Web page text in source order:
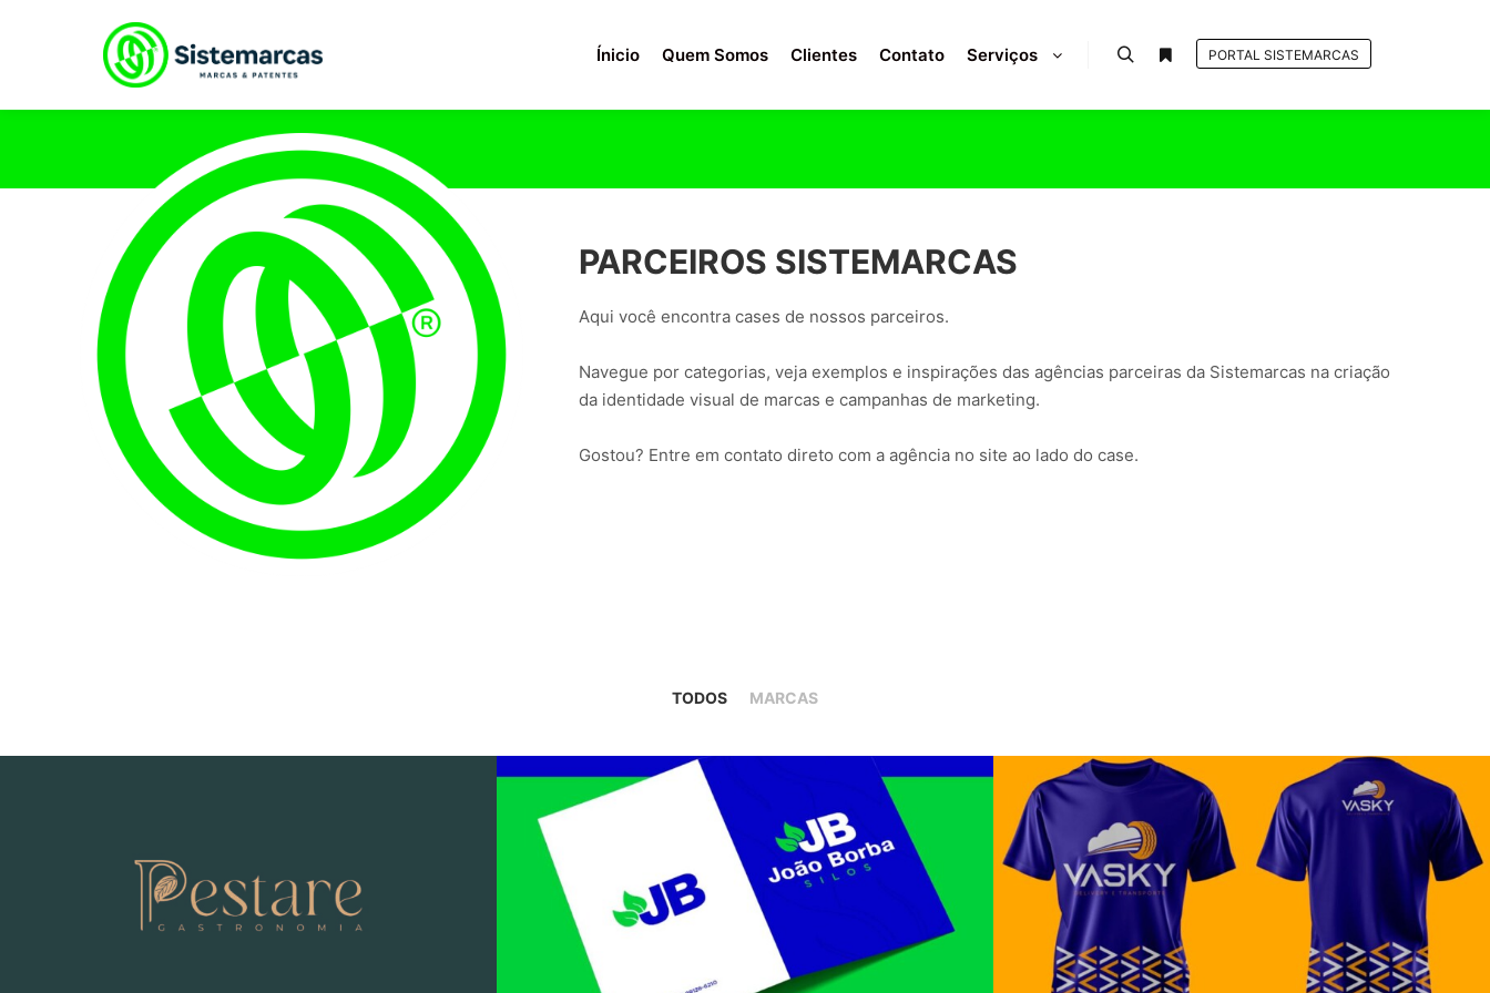
Ínicio Quem Somos Clientes Contato Serviços PORTAL SISTEMARCAS
PARCEIROS SISTEMARCAS
Aqui você encontra cases de nossos parceiros.
Navegue por categorias, veja exemplos e inspirações das agências parceiras da Sistemarcas na criação
da identidade visual de marcas e campanhas de marketing.
Gostou? Entre em contato direto com a agência no site ao lado do case.
TODOS MARCAS